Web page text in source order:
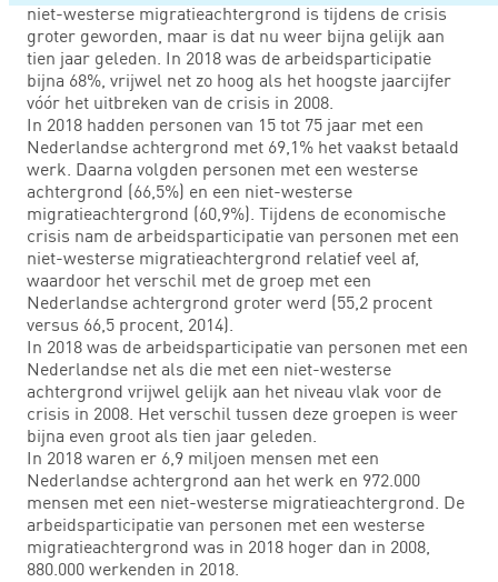
niet-westerse migratieachtergrond is tijdens de crisis
groter geworden, maar is dat nu weer bijna gelijk aan
tien jaar geleden. In 2018 was de arbeidsparticipatie
bijna 68%, vrijwel net zo hoog als het hoogste jaarcijfer
vóór het uitbreken van de crisis in 2008.
In 2018 hadden personen van 15 tot 75 jaar met een
Nederlandse achtergrond met 69,1% het vaakst betaald
werk. Daarna volgden personen met een westerse
achtergrond (66,5%) en een niet-westerse
migratieachtergrond (60,9%). Tijdens de economische
crisis nam de arbeidsparticipatie van personen met een
niet-westerse migratieachtergrond relatief veel af,
waardoor het verschil met de groep met een
Nederlandse achtergrond groter werd (55,2 procent
versus 66,5 procent, 2014).
In 2018 was de arbeidsparticipatie van personen met een
Nederlandse net als die met een niet-westerse
achtergrond vrijwel gelijk aan het niveau vlak voor de
crisis in 2008. Het verschil tussen deze groepen is weer
bijna even groot als tien jaar geleden.
In 2018 waren er 6,9 miljoen mensen met een
Nederlandse achtergrond aan het werk en 972.000
mensen met een niet-westerse migratieachtergrond. De
arbeidsparticipatie van personen met een westerse
migratieachtergrond was in 2018 hoger dan in 2008,
880.000 werkenden in 2018.